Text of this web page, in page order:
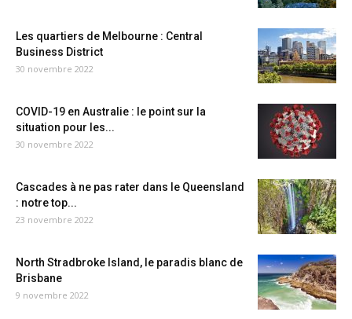
Les quartiers de Melbourne : Central
Business District
30 novembre 2022
COVID-19 en Australie : le point sur la
situation pour les...
30 novembre 2022
Cascades à ne pas rater dans le Queensland
: notre top...
23 novembre 2022
North Stradbroke Island, le paradis blanc de
Brisbane
9 novembre 2022